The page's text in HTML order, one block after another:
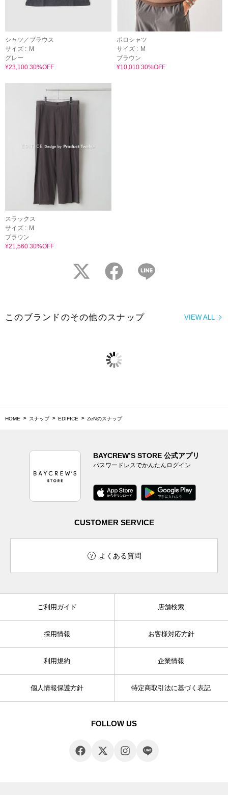
シャツ／ブラウス
サイズ : M
グレー
¥23,100 30%OFF
ポロシャツ
サイズ : M
ブラウン
¥10,010 30%OFF
スラックス
サイズ : M
ブラウン
¥21,560 30%OFF
twitter facebook
VIEW ALL
このブランドのその他のスナップ
HOME スナップ EDIFICE ZeNのスナップ
BAYCREW’S STORE 公式アプリ
パスワードレスでかんたんログイン
CUSTOMER SERVICE
よくある質問
ご利用ガイド 店舗検索
採用情報 お客様対応方針
利用規約 企業情報
個人情報保護方針 特定商取引法に基づく表記
FOLLOW US